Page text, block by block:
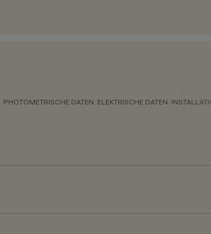
PHOTOMETRISCHE DATEN ELEKTRISCHE DATEN